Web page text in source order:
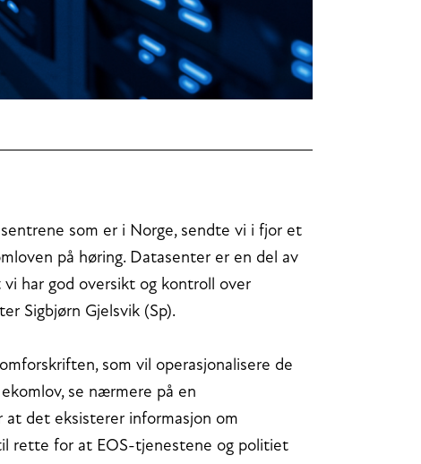
som er i Norge, sendte vi i fjor et
på høring. Datasenter er en del av
har god oversikt og kontroll over
Sigbjørn Gjelsvik (Sp).
som vil operasjonalisere de
se nærmere på en
at det eksisterer informasjon om
rette for at EOS-tjenestene og politiet